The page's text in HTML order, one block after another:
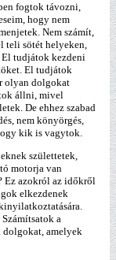
fogtok távozni,
hogy nem
Nem számít,
teli sötét helyeken,
El tudjátok kezdeni
El tudjátok
olyan dolgokat
állni, mivel
De ehhez szabad
nem könyörgés,
kik is vagytok.
születtetek,
motorja van
Ez azokról az időkről
elkezdenek
a
dolgokat, amelyek